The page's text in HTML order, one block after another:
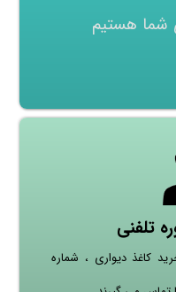
شما هستیم
تلفنی
کاغذ دیواری ، شماره